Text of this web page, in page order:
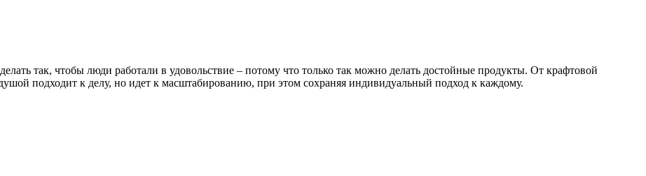
так, чтобы люди работали в удовольствие – потому что только так можно делать достойные продукты. От крафтовой
подходит к делу, но идет к масштабированию, при этом сохраняя индивидуальный подход к каждому.